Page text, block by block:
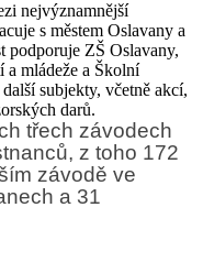
nejvýznamnější
s městem Oslavany a
podporuje ZŠ Oslavany,
a mládeže a Školní
subjekty, včetně akcí,
darů.
třech závodech
z toho 172
závodě ve
a 31